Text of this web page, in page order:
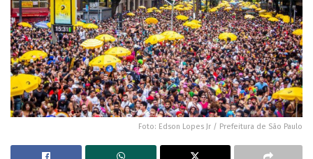
Foto: Edson Lopes Jr / Prefeitura de São Paulo